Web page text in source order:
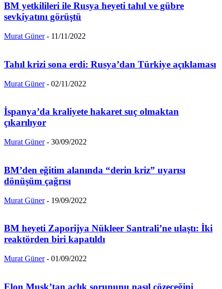
BM yetkilileri ile Rusya heyeti tahıl ve gübre
sevkiyatını görüştü
Murat Güner - 11/11/2022
Tahıl krizi sona erdi: Rusya’dan Türkiye açıklaması
Murat Güner - 02/11/2022
İspanya’da kraliyete hakaret suç olmaktan
çıkarılıyor
Murat Güner - 30/09/2022
BM’den eğitim alanında “derin kriz” uyarısı
dönüşüm çağrısı
Murat Güner - 19/09/2022
BM heyeti Zaporijya Nükleer Santrali’ne ulaştı: İki
reaktörden biri kapatıldı
Murat Güner - 01/09/2022
Elon Musk’tan açlık sorununu nasıl çözeceğini